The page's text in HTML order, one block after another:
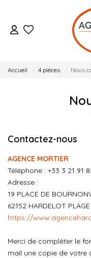
Accueil 4 pièces Nous
Contactez-nous
AGENCE MORTIER
Téléphone : +33 3 21 91
Adresse :
19 PLACE DE
62152 HARDELOT PLAGE
https://
Merci de compléter le
mail une copie de votre